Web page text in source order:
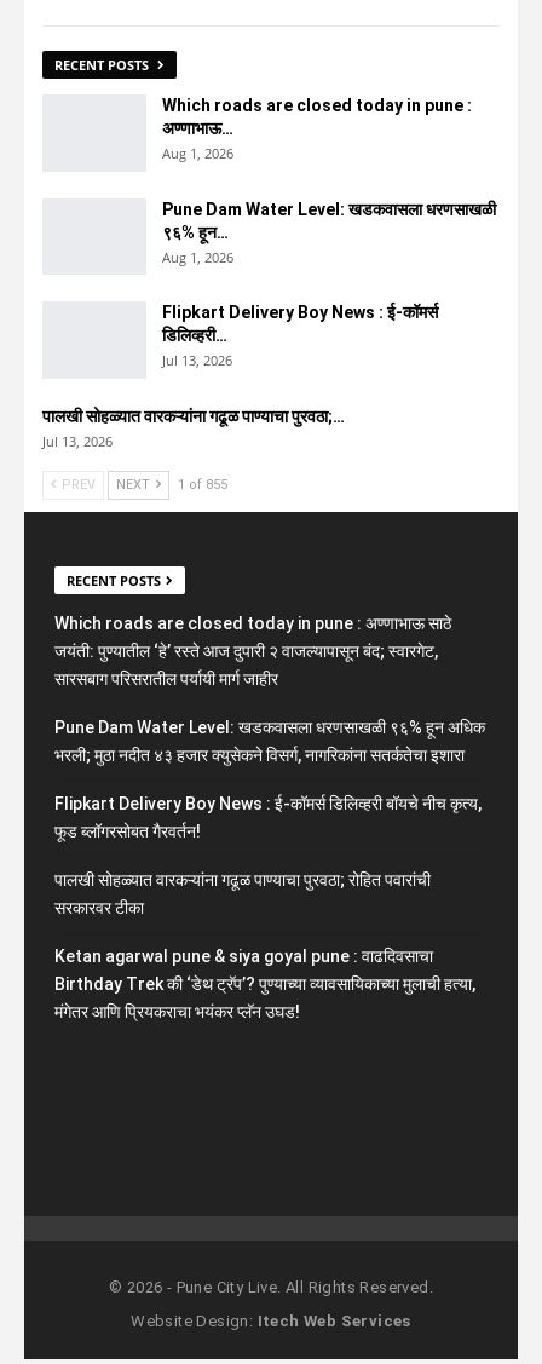
RECENT POSTS
Which roads are closed today in pune :
अण्णाभाऊ…
Aug 1, 2026
Pune Dam Water Level: खडकवासला धरणसाखळी
९६% हून…
Aug 1, 2026
Flipkart Delivery Boy News : ई-कॉमर्स
डिलिव्हरी…
Jul 13, 2026
पालखी सोहळ्यात वारकऱ्यांना गढूळ पाण्याचा पुरवठा;…
Jul 13, 2026
PREV NEXT 1 of 855
RECENT POSTS
Which roads are closed today in pune : अण्णाभाऊ साठे
जयंती: पुण्यातील ‘हे’ रस्ते आज दुपारी २ वाजल्यापासून बंद; स्वारगेट,
सारसबाग परिसरातील पर्यायी मार्ग जाहीर
Pune Dam Water Level: खडकवासला धरणसाखळी ९६% हून अधिक
भरली; मुठा नदीत ४३ हजार क्युसेकने विसर्ग, नागरिकांना सतर्कतेचा इशारा
Flipkart Delivery Boy News : ई-कॉमर्स डिलिव्हरी बॉयचे नीच कृत्य,
फूड ब्लॉगरसोबत गैरवर्तन!
पालखी सोहळ्यात वारकऱ्यांना गढूळ पाण्याचा पुरवठा; रोहित पवारांची
सरकारवर टीका
Ketan agarwal pune & siya goyal pune : वाढदिवसाचा
Birthday Trek की ‘डेथ ट्रॅप’? पुण्याच्या व्यावसायिकाच्या मुलाची हत्या,
मंगेतर आणि प्रियकराचा भयंकर प्लॅन उघड!
© 2026 - Pune City Live. All Rights Reserved.
Website Design: Itech Web Services